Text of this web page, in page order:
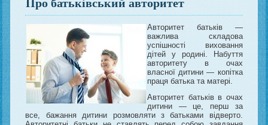
Авторитет батьків —
важлива складова
успішності виховання
дітей у родині. Набуття
авторитету в очах
власної дитини — копітка
праця батька та матері.
Авторитет батьків в очах
дитини — це, перш за
все, бажання дитини розмовляти з батьками відверто.